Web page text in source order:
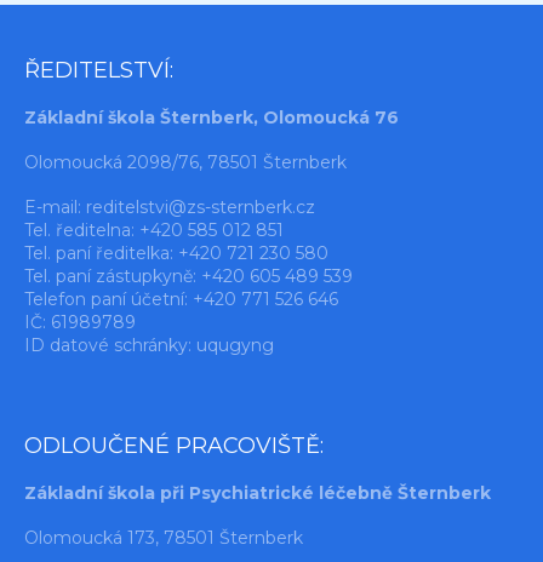
ŘEDITELSTVÍ:
Základní škola Šternberk, Olomoucká 76
Olomoucká 2098/76, 78501 Šternberk
E-mail: reditelstvi@zs-sternberk.cz
Tel. ředitelna: +420 585 012 851
Tel. paní ředitelka: +420 721 230 580
Tel. paní zástupkyně: +420 605 489 539
Telefon paní účetní: +420 771 526 646
IČ: 61989789
ID datové schránky: uqugyng
ODLOUČENÉ PRACOVIŠTĚ:
Základní škola při Psychiatrické léčebně Šternberk
Olomoucká 173, 78501 Šternberk